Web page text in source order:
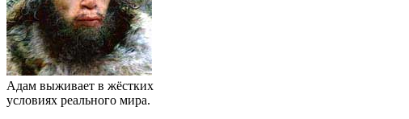
Адам выживает в жёстких
условиях реального мира.